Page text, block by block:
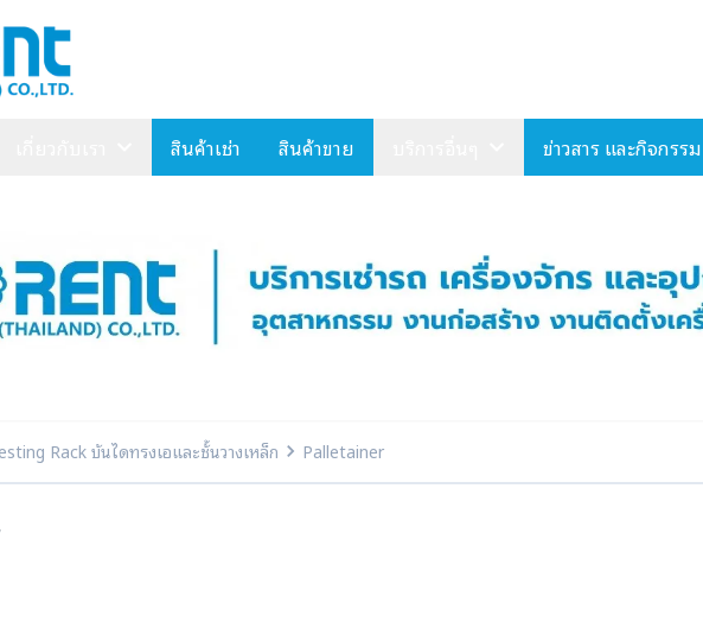
สินค้าเช่า สินค้าขาย ข่าวสาร และกิจกรรม
Rack บันไดทรงเอและชั้นวางเหล็ก Palletainer